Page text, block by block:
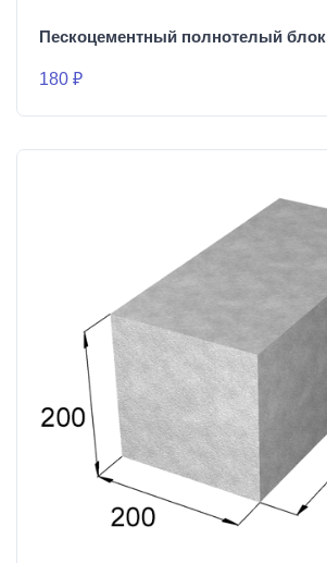
Пескоцементный полнотелый блок
180 ₽